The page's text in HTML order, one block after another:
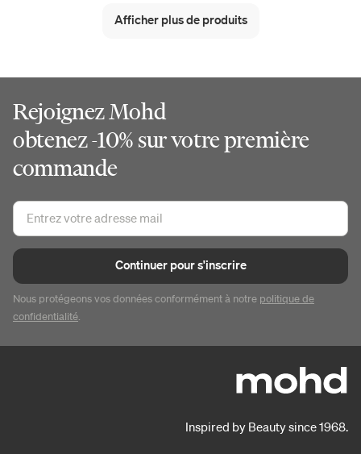
Afficher plus de produits
Rejoignez Mohd
obtenez -10% sur votre première
commande
Continuer pour s'inscrire
Nous protégeons vos données conformément à notre politique de
confidentialité.
Inspired by Beauty since 1968.